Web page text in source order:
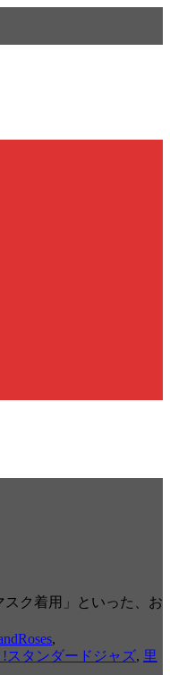
ク着用」といった、お
,
スタンダードジャズ, 里